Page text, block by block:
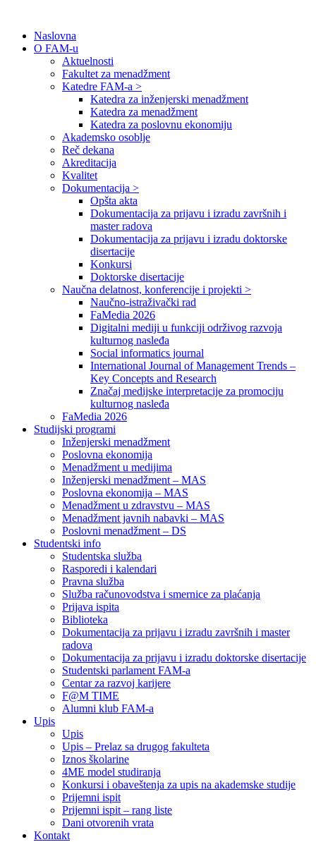
Naslovna
O FAM-u
Aktuelnosti
Fakultet za menadžment
Katedre FAM-a >
Katedra za inženjerski menadžment
Katedra za menadžment
Katedra za poslovnu ekonomiju
Akademsko osoblje
Reč dekana
Akreditacija
Kvalitet
Dokumentacija >
Opšta akta
Dokumentacija za prijavu i izradu završnih i
master radova
Dokumentacija za prijavu i izradu doktorske
disertacije
Konkursi
Doktorske disertacije
Naučna delatnost, konferencije i projekti >
Naučno-istraživački rad
FaMedia 2026
Digitalni mediji u funkciji održivog razvoja
kulturnog nasleđa
Social informatics journal
International Journal of Management Trends –
Key Concepts and Research
Značaj medijske interpretacije za promociju
kulturnog nasleđa
FaMedia 2026
Studijski programi
Inženjerski menadžment
Poslovna ekonomija
Menadžment u medijima
Inženjerski menadžment – MAS
Poslovna ekonomija – MAS
Menadžment u zdravstvu – MAS
Menadžment javnih nabavki – MAS
Poslovni menadžment – DS
Studentski info
Studentska služba
Rasporedi i kalendari
Pravna služba
Služba računovodstva i smernice za plaćanja
Prijava ispita
Biblioteka
Dokumentacija za prijavu i izradu završnih i master
radova
Dokumentacija za prijavu i izradu doktorske disertacije
Studentski parlament FAM-a
Centar za razvoj karijere
F@M TIME
Alumni klub FAM-a
Upis
Upis
Upis – Prelaz sa drugog fakulteta
Iznos školarine
4ME model studiranja
Konkursi i obaveštenja za upis na akademske studije
Prijemni ispit
Prijemni ispit – rang liste
Dani otvorenih vrata
Kontakt